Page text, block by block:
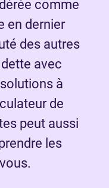
comme
en dernier
des autres
avec
à
de
peut aussi
les